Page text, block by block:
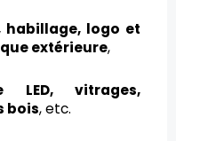
habillage, logo et
extérieure,
LED, vitrages,
bois, etc.